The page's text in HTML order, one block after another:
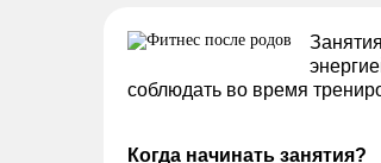
соблюдать во время
Когда начинать занятия?